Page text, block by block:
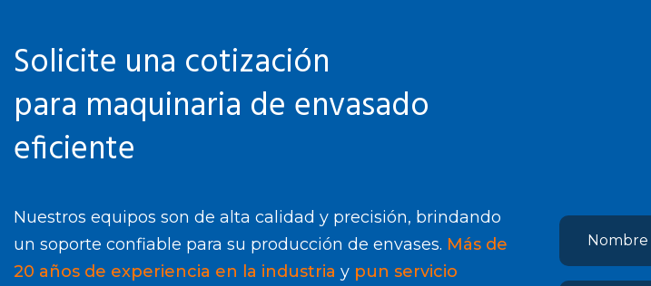
Solicite una cotización
para maquinaria de envasado
eficiente
Nuestros equipos son de alta calidad y precisión, brindando
un soporte confiable para su producción de envases. Más de
20 años de experiencia en la industria y pun servicio